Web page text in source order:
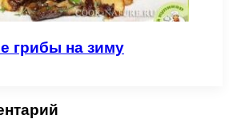
грибы на зиму